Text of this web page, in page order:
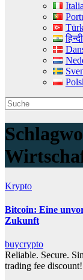
हिन्दी
Krypto
Bitcoin: Eine
Zukunft
buycrypto
Reliable. Secure.
trading fee